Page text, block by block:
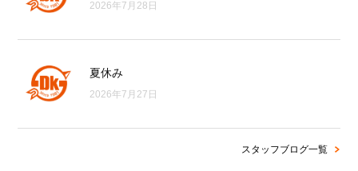
2026年7月28日
夏休み
2026年7月27日
スタッフブログ一覧